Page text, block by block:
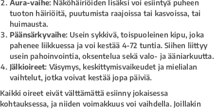
Aura-vaihe: Näköhäiriöiden lisäksi voi esiintyä puheen
tuoton häiriöitä, puutumista raajoissa tai kasvoissa, tai
huimausta.
Päänsärkyvaihe: Usein sykkivä, toispuoleinen kipu, joka
pahenee liikkuessa ja voi kestää 4-72 tuntia. Siihen liittyy
usein pahoinvointia, oksentelua sekä valo- ja ääniarkuutta.
Jälkioireet: Väsymys, keskittymisvaikeudet ja mielialan
vaihtelut, jotka voivat kestää jopa päiviä.
Kaikki oireet eivät välttämättä esiinny jokaisessa
kohtauksessa, ja niiden voimakkuus voi vaihdella. Joillakin